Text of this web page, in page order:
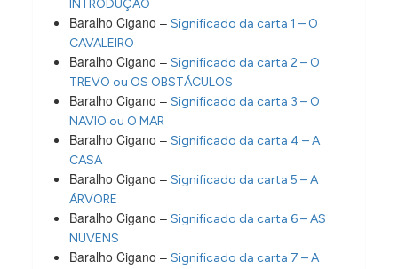
INTRODUÇÃO
Baralho Cigano –Significado da carta 1 – O
CAVALEIRO
Baralho Cigano –Significado da carta 2 – O
TREVO ou OS OBSTÁCULOS
Baralho Cigano –Significado da carta 3 – O
NAVIO ou O MAR
Baralho Cigano –Significado da carta 4 – A
CASA
Baralho Cigano –Significado da carta 5 – A
ÁRVORE
Baralho Cigano –Significado da carta 6 – AS
NUVENS
Baralho Cigano –Significado da carta 7 – A